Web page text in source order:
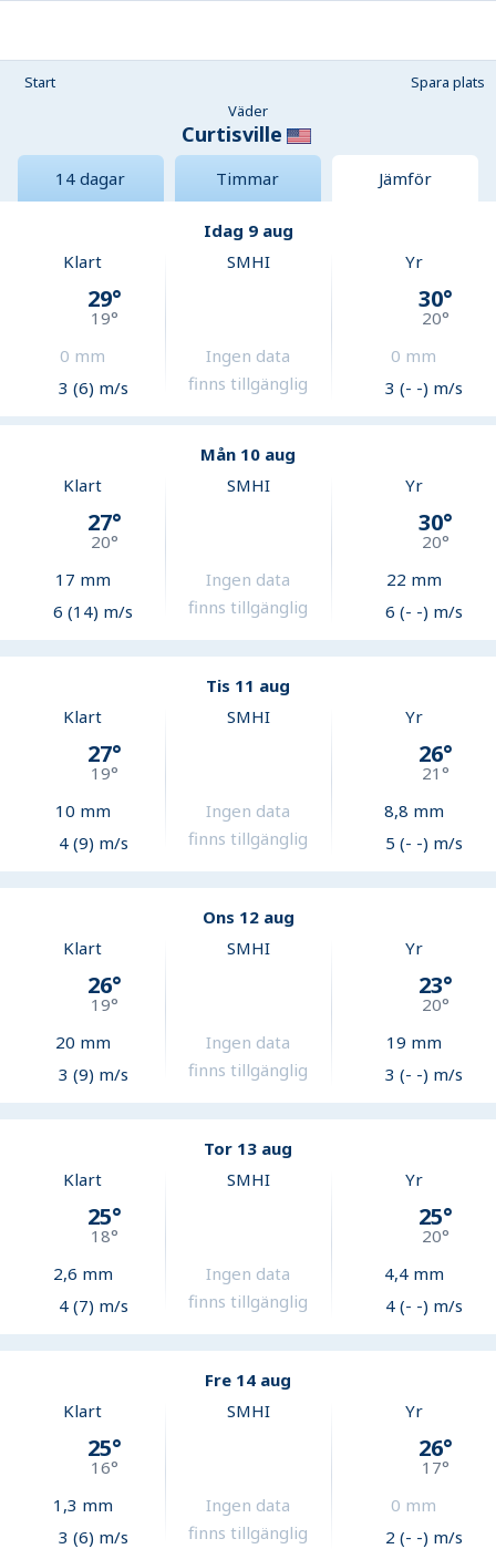
Start
Spara plats
Väder
Curtisville
14 dagar Timmar Jämför
Idag 9 aug
Klart
29°
19°
0 mm
3 (6) m/s
SMHI
Ingen data
finns tillgänglig
Yr
30°
20°
0 mm
3 (- -) m/s
Mån 10 aug
Klart
27°
20°
17 mm
6 (14) m/s
SMHI
Ingen data
finns tillgänglig
Yr
30°
20°
22 mm
6 (- -) m/s
Tis 11 aug
Klart
27°
19°
10 mm
4 (9) m/s
SMHI
Ingen data
finns tillgänglig
Yr
26°
21°
8,8 mm
5 (- -) m/s
Ons 12 aug
Klart
26°
19°
20 mm
3 (9) m/s
SMHI
Ingen data
finns tillgänglig
Yr
23°
20°
19 mm
3 (- -) m/s
Tor 13 aug
Klart
25°
18°
2,6 mm
4 (7) m/s
SMHI
Ingen data
finns tillgänglig
Yr
25°
20°
4,4mm
4 (- -) m/s
Fre 14 aug
Klart
25°
16°
1,3 mm
3 (6) m/s
SMHI
Ingen data
finns tillgänglig
Yr
26°
17°
0 mm
2 (- -) m/s